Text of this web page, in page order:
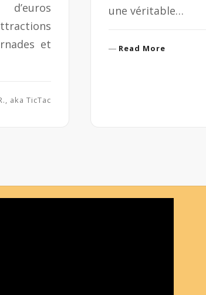
et
aka TicTac
une véritable…
Read More